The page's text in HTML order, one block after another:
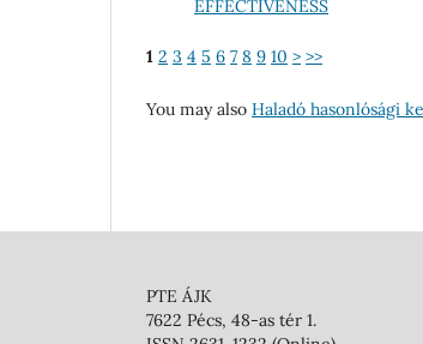
EFFECTIVENESS
1 2 3 4 5 6 7 8 9 10 > >>
You may also Haladó hasonlósági
PTE ÁJK
7622 Pécs, 48-as tér 1.